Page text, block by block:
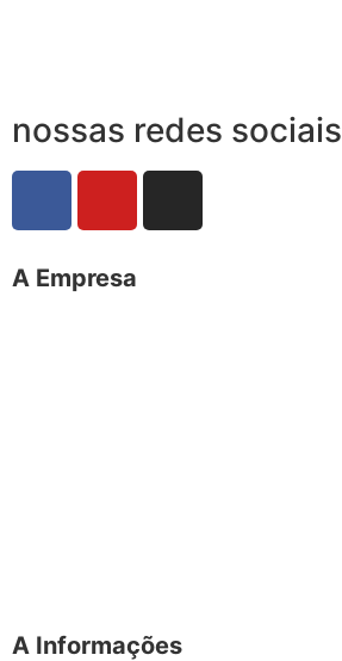
nossas redes sociais
A Empresa
A Informações